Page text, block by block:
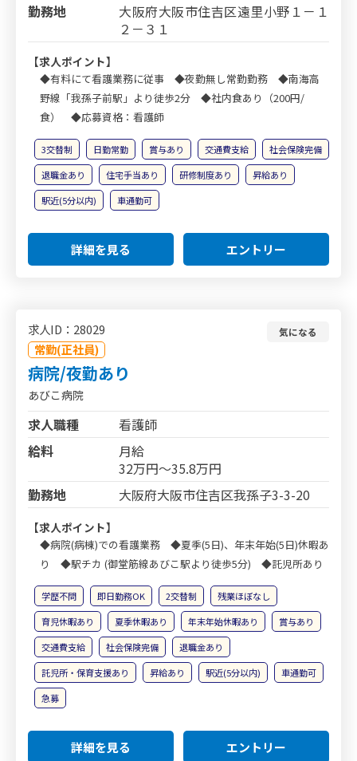
勤務地
大阪府大阪市住吉区遠里小野１－１
２－３１
【求人ポイント】
◆有料にて看護業務に従事 ◆夜勤無し常勤勤務 ◆南海高
野線「我孫子前駅」より徒歩2分 ◆社内食あり（200円/
食） ◆応募資格：看護師
3交替制 日勤常勤 賞与あり 交通費支給
社会保険完備
退職金あり
住宅手当あり 研修制度あり
昇給あり
駅近(5分以内)
車通勤可
詳細を見る エントリー
求人ID：28029
常勤(正社員)
気になる
病院/夜勤あり
あびこ病院
求人職種
看護師
給料
月給
32万円～35.8万円
勤務地
大阪府大阪市住吉区我孫子3-3-20
【求人ポイント】
◆病院(病棟)での看護業務 ◆夏季(5日)、年末年始(5日)休暇あ
り ◆駅チカ (御堂筋線あびこ駅より徒歩5分) ◆託児所あり
学歴不問 即日勤務OK 2交替制
残業ほぼなし
育児休暇あり
夏季休暇あり 年末年始休暇あり
賞与あり
交通費支給
社会保険完備
退職金あり
託児所・保育支援あり
昇給あり 駅近(5分以内)
車通勤可
急募
詳細を見る エントリー